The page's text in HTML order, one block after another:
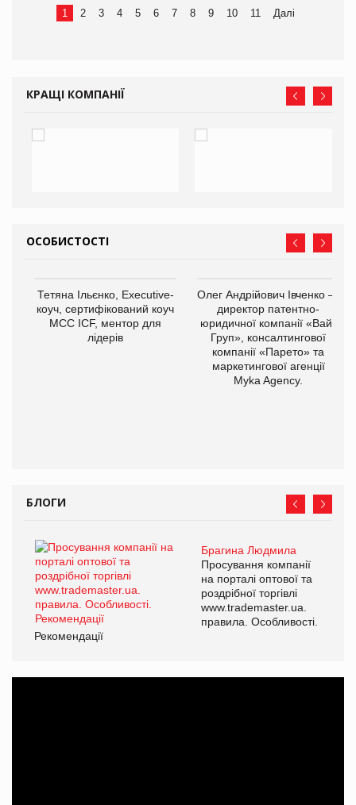
1 2 3 4 5 6 7 8 9 10 11 Далі
КРАЩІ КОМПАНІЇ
ОСОБИСТОСТІ
Тетяна Ільєнко, Executive-
коуч, сертифікований коуч
МСС ICF, ментор для
лідерів
Олег Андрійович Івченко —
директор патентно-
юридичної компанії «Вайз
Груп», консалтингової
компанії «Парето» та
маркетингової агенції
Myka Agency.
БЛОГИ
Брагина Людмила
Просування компанії
на порталі оптової та
роздрібної торгівлі
www.trademaster.ua.
правила. Особливості.
Рекомендації